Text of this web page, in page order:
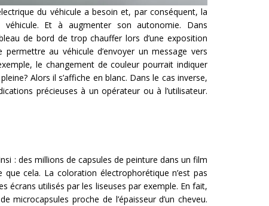
du véhicule a besoin et, par conséquent, la
Et à augmenter son autonomie. Dans
de bord de trop chauffer lors d’une exposition
au véhicule d’envoyer un message vers
le changement de couleur pourrait indiquer
Alors il s’affiche en blanc. Dans le cas inverse,
précieuses à un opérateur ou à l’utilisateur.
: des millions de capsules de peinture dans un film
cela. La coloration électrophorétique n’est pas
écrans utilisés par les liseuses par exemple. En fait,
microcapsules proche de l’épaisseur d’un cheveu.